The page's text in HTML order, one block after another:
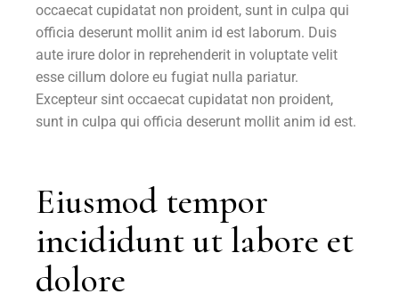
occaecat cupidatat non proident, sunt in culpa qui
officia deserunt mollit anim id est laborum. Duis
aute irure dolor in reprehenderit in voluptate velit
esse cillum dolore eu fugiat nulla pariatur.
Excepteur sint occaecat cupidatat non proident,
sunt in culpa qui officia deserunt mollit anim id est.
Eiusmod tempor
incididunt ut labore et
dolore